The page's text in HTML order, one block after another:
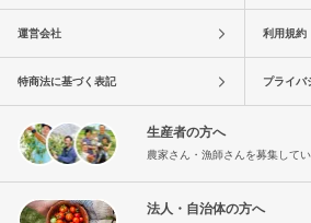
運営会社 利用規約
特商法に基づく表記 プライバ
生産者の方へ
農家さん・漁師さんを募集して
法人・自治体の方へ